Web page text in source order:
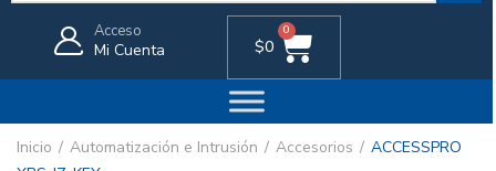
Acceso
Mi Cuenta $0
0
Inicio Automatización e Intrusión Accesorios
ACCESSPRO